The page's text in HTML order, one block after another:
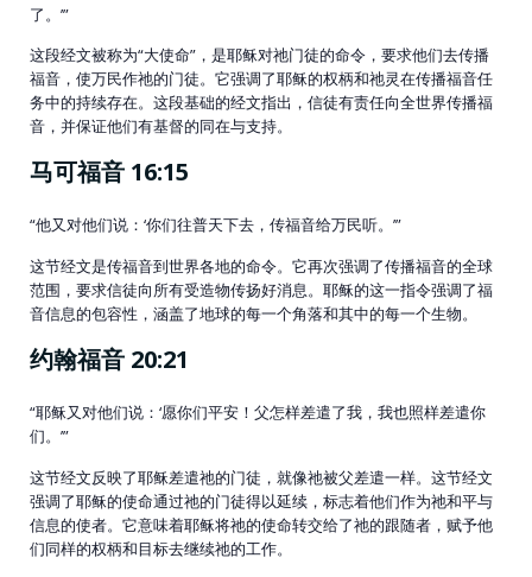
了。’”
这段经文被称为“大使命”，是耶稣对祂门徒的命令，要求他们去传播
福音，使万民作祂的门徒。它强调了耶稣的权柄和祂灵在传播福音任
务中的持续存在。这段基础的经文指出，信徒有责任向全世界传播福
音，并保证他们有基督的同在与支持。
马可福音 16:15
“他又对他们说：‘你们往普天下去，传福音给万民听。’”
这节经文是传福音到世界各地的命令。它再次强调了传播福音的全球
范围，要求信徒向所有受造物传扬好消息。耶稣的这一指令强调了福
音信息的包容性，涵盖了地球的每一个角落和其中的每一个生物。
约翰福音 20:21
“耶稣又对他们说：‘愿你们平安！父怎样差遣了我，我也照样差遣你
们。’”
这节经文反映了耶稣差遣祂的门徒，就像祂被父差遣一样。这节经文
强调了耶稣的使命通过祂的门徒得以延续，标志着他们作为祂和平与
信息的使者。它意味着耶稣将祂的使命转交给了祂的跟随者，赋予他
们同样的权柄和目标去继续祂的工作。